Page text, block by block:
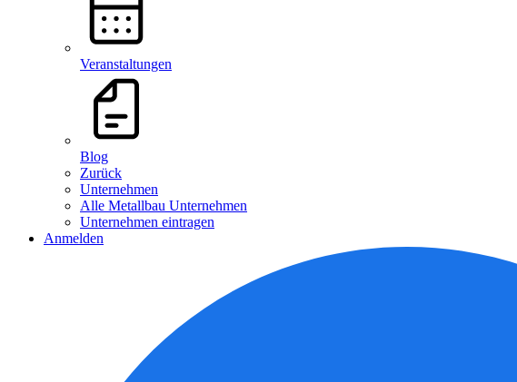
Veranstaltungen
Blog
Zurück
Unternehmen
Alle Metallbau Unternehmen
Unternehmen eintragen
Anmelden